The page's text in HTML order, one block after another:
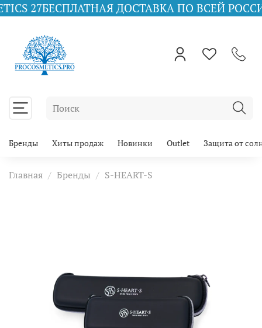
ДОСТАВКА ПО ВСЕЙ РОССИИ ПРИ
Бренды Хиты продаж Новинки Outlet Защита от
Главная Бренды S-HEART-S